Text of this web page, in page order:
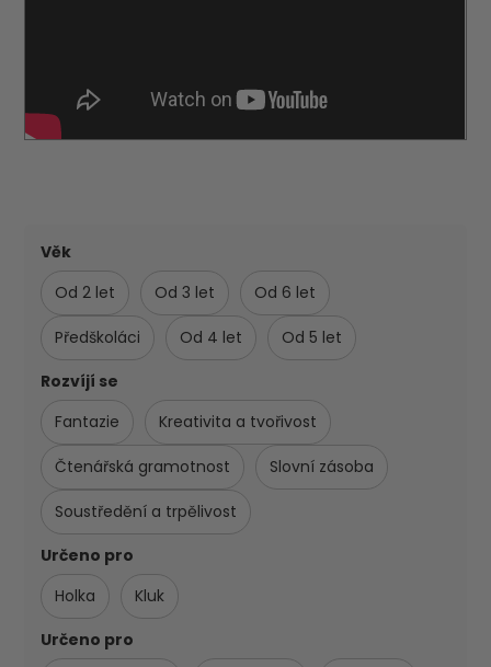
Věk
Od 2 let
Od 3 let Od 6 let
Předškoláci Od 4 let
Od 5 let
Rozvíjí se
Fantazie
Kreativita a tvořivost
Čtenářská gramotnost Slovní zásoba
Soustředění a trpělivost
Určeno pro
Holka
Kluk
Určeno pro